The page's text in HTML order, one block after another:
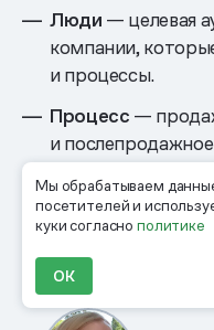
Мы обрабатываем
посетителей и
куки согласнополитике
ОК
Люди — целевая
компании,
и процессы.
Процесс —
и
Физическое
магазина, мнения
внешний вид сайта.